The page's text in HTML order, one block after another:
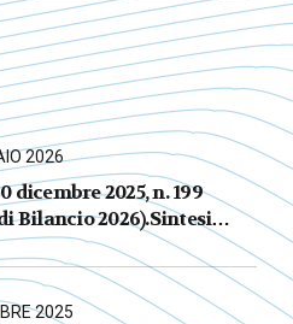
2026
dicembre 2025, n. 199
Bilancio 2026).Sintesi
delle principali novità
contributive e per
2025